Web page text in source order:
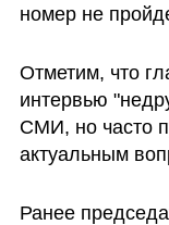
номер не
Отметим, что
интервью
СМИ, но часто
актуальным
Ранее